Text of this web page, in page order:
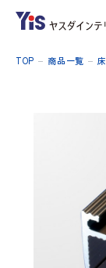
TOP 商品一覧